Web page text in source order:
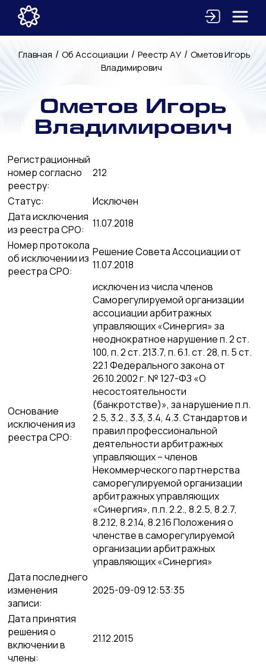
Главная / Об Ассоциации / Реестр АУ / Ометов Игорь
Владимирович
Ометов Игорь
Владимирович
Регистрационный
номер согласно
реестру:
212
Статус:
Исключен
Дата исключения
из реестра СРО:
11.07.2018
Номер протокола
об исключении из
реестра СРО:
Решение Совета Ассоциации от
11.07.2018
Основание
исключения из
реестра СРО:
исключен из числа членов
Саморегулируемой организации
ассоциации арбитражных
управляющих «Синергия» за
неоднократное нарушение п. 2 ст.
100, п. 2 ст. 213.7, п. 6.1. ст. 28, п. 5 ст.
22.1 Федерального закона от
26.10.2002 г. № 127-ФЗ «О
несостоятельности
(банкротстве)», за нарушение п.п.
2.5, 3.2., 3.3, 3.4, 4.3. Стандартов и
правил профессиональной
деятельности арбитражных
управляющих – членов
Некоммерческого партнерства
саморегулируемой организации
арбитражных управляющих
«Синергия», п.п. 2.2., 8.2.5, 8.2.7,
8.2.12, 8.2.14, 8.2.16 Положения о
членстве в саморегулируемой
организации арбитражных
управляющих «Синергия»
Дата последнего
изменения
записи:
2025-09-09 12:53:35
Дата принятия
решения о
включении в
члены:
21.12.2015